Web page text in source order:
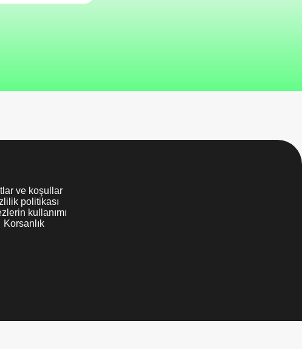
ve koşullar
politikası
kullanımı
Korsanlık